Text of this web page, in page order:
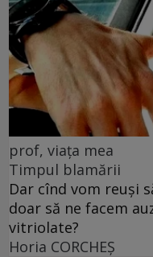
prof, viața mea
Timpul blamării
Dar cînd vom reuși
doar să ne facem
vitriolate?
Horia CORCHEŞ